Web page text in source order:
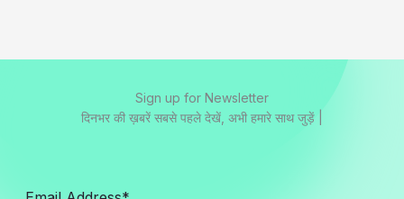
Sign up for Newsletter
दिनभर की ख़बरें सबसे पहले देखें, अभी हमारे साथ जुड़ें |